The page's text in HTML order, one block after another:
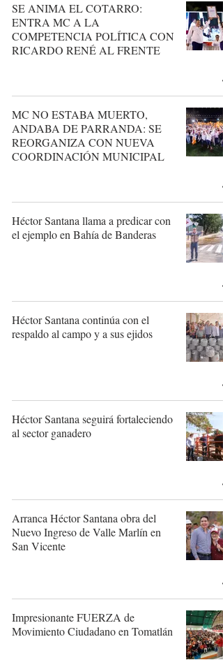
SE ANIMA EL COTARRO:
ENTRA MC A LA
COMPETENCIA POLÍTICA CON
RICARDO RENÉ AL FRENTE
MC NO ESTABA MUERTO,
ANDABA DE PARRANDA: SE
REORGANIZA CON NUEVA
COORDINACIÓN MUNICIPAL
Héctor Santana llama a predicar con
el ejemplo en Bahía de Banderas
Héctor Santana continúa con el
respaldo al campo y a sus ejidos
Héctor Santana seguirá fortaleciendo
al sector ganadero
Arranca Héctor Santana obra del
Nuevo Ingreso de Valle Marlín en
San Vicente
Impresionante FUERZA de
Movimiento Ciudadano en Tomatlán